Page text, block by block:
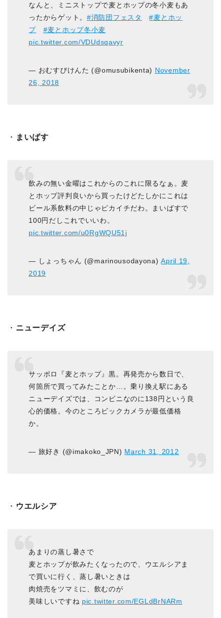
なんと、ミニストップで麦とホップの冬小麦もあ
ったからゲット。 #消防団フェスタ
#麦とホッ
プ
#麦とホップ冬小麦
pic.twitter.com/VDUdsqavyr
— おむすびけんた (@omusubikenta) November
26, 2018
・ まいばす
飲みの無い金曜はこれからのこれに限るなぁ。麦
とホップ評判良いから買ったけどたしかにこれは
ビール系飲料の中じゃピカイチだわ。まいばすで
100円だしこれでいいわ。
pic.twitter.com/u0RgWQU51j
— しょっちゃん (@marinousodayona)April 19,
2019
・ ニューデイズ
サッポロ『麦とホップ』黒。再発売から数日で、
何箇所で買ってみたことか…。乗り換え駅にある
ニューデイズでは、コンビニなのに138円という良
心的価格。今のところビックカメラが最低価格
か。
— 旅好き (@imakoko_JPN) March 31, 2012
・ ウエルシア
あまりの蒸し暑さで
麦とホップが飲みたくなったので、ウエルシアま
で買いに行く、蒸し暑いときは
肉焼売をツマミに、飲むのが
美味しいですね pic.twitter.com/EGLdBrNARm